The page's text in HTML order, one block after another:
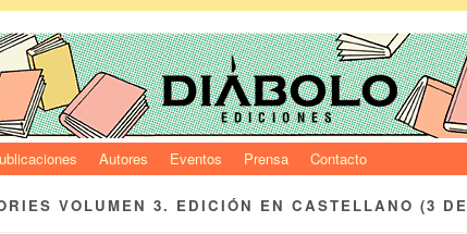
Autores Eventos Prensa Contacto
VOLUMEN 3. EDICIÓN EN CASTELLANO (3 DE